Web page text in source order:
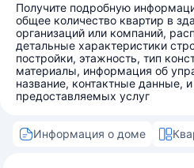
Получите подробную
общее количество квартир в
организаций или компаний,
детальные характеристики
постройки, этажность, тип
материалы, информация об
название, контактные данные,
предоставляемых услуг
Информация о доме